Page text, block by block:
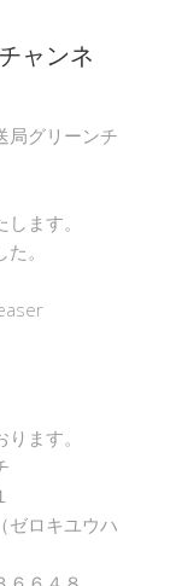
ャンネ
局グリーンチ
ます。
。
ます。
ロキユウハ